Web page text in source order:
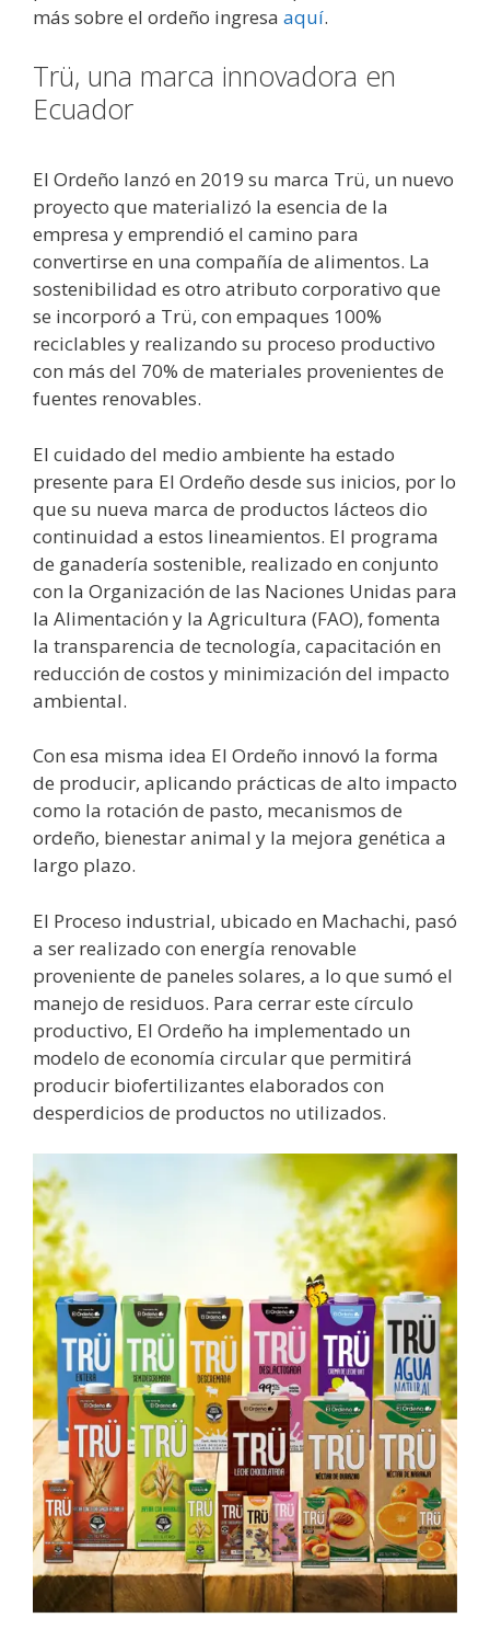
más sobre el ordeño ingresa aquí.
Trü, una marca innovadora en
Ecuador
El Ordeño lanzó en 2019 su marca Trü, un nuevo
proyecto que materializó la esencia de la
empresa y emprendió el camino para
convertirse en una compañía de alimentos. La
sostenibilidad es otro atributo corporativo que
se incorporó a Trü, con empaques 100%
reciclables y realizando su proceso productivo
con más del 70% de materiales provenientes de
fuentes renovables.
El cuidado del medio ambiente ha estado
presente para El Ordeño desde sus inicios, por lo
que su nueva marca de productos lácteos dio
continuidad a estos lineamientos. El programa
de ganadería sostenible, realizado en conjunto
con la Organización de las Naciones Unidas para
la Alimentación y la Agricultura (FAO), fomenta
la transparencia de tecnología, capacitación en
reducción de costos y minimización del impacto
ambiental.
Con esa misma idea El Ordeño innovó la forma
de producir, aplicando prácticas de alto impacto
como la rotación de pasto, mecanismos de
ordeño, bienestar animal y la mejora genética a
largo plazo.
El Proceso industrial, ubicado en Machachi, pasó
a ser realizado con energía renovable
proveniente de paneles solares, a lo que sumó el
manejo de residuos. Para cerrar este círculo
productivo, El Ordeño ha implementado un
modelo de economía circular que permitirá
producir biofertilizantes elaborados con
desperdicios de productos no utilizados.